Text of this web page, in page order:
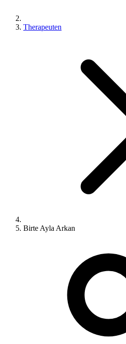
Therapeuten
Birte Ayla Arkan